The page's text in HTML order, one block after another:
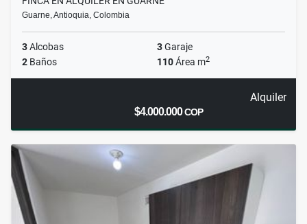
Guarne, Antioquia, Colombia
3Alcobas 3Garaje
2 Baños 110Área m2
Alquiler
$4.000.000COP